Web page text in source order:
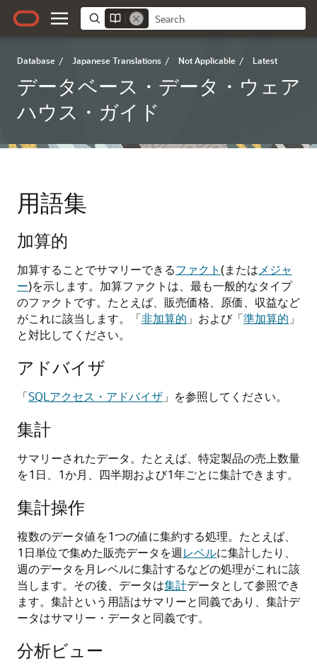
Database / Japanese Translations / Not Applicable / Latest
データベース・データ・ウェア
ハウス・ガイド
用語集
加算的
加算することでサマリーできるファクト(または メジャ
ー)を示します。加算ファクトは、最も一般的なタイプ
のファクトです。たとえば、販売価格、原価、収益など
がこれに該当します。「非加算的 」および「準加算的 」
と対比してください。
アドバイザ
「SQLアクセス・アドバイザ 」を参照してください。
集計
サマリーされたデータ。たとえば、特定製品の売上数量
を1日、1か月、四半期および1年ごとに集計できます。
集計操作
複数のデータ値を1つの値に集約する処理。たとえば、
1日単位で集めた販売データを週レベルに集計したり、
週のデータを月レベルに集計するなどの処理がこれに該
当します。その後、データは集計データとして参照でき
ます。集計という用語はサマリーと同義であり、集計デ
ータはサマリー・データと同義です。
分析ビュー